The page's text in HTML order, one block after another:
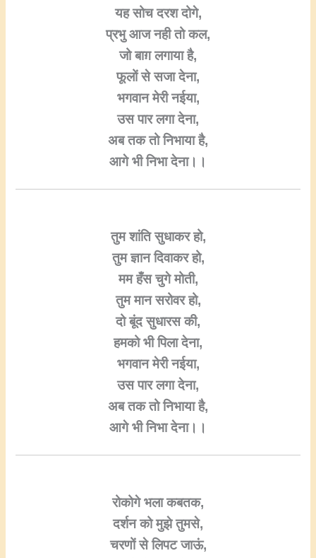
यह सोच दरश दोगे,
प्रभु आज नही तो कल,
जो बाग़ लगाया है,
फूलों से सजा देना,
भगवान मेरी नईया,
उस पार लगा देना,
अब तक तो निभाया है,
आगे भी निभा देना।।
तुम शांति सुधाकर हो,
तुम ज्ञान दिवाकर हो,
मम हँस चुगे मोती,
तुम मान सरोवर हो,
दो बूंद सुधारस की,
हमको भी पिला देना,
भगवान मेरी नईया,
उस पार लगा देना,
अब तक तो निभाया है,
आगे भी निभा देना।।
रोकोगे भला कबतक,
दर्शन को मुझे तुमसे,
चरणों से लिपट जाऊं,